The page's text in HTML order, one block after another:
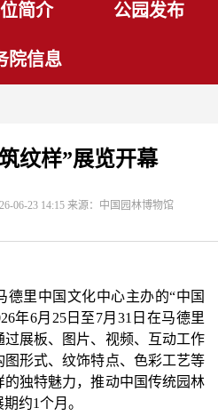
简介 公园发布
院信息
纹样”展览开幕
06-23 14:15 来源：中国园林博物馆
德里中国文化中心主办的“中国
年6月25日至7月31日在马德里
展板、图片、视频、互动工作
形式、纹饰特点、色彩工艺等
独特魅力，推动中国传统园林
约1个月。